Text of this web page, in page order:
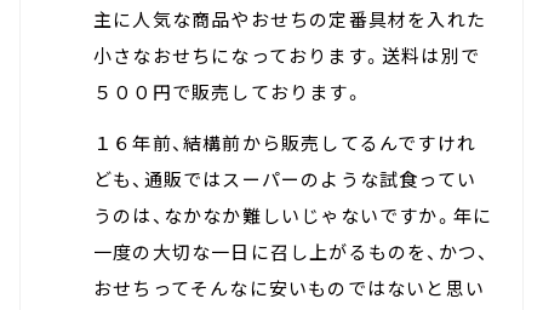
主に人気な商品やおせちの定番具材を入れた
小さなおせちになっております。送料は別で
５００円で販売しております。
１６年前、結構前から販売してるんですけれ
ども、通販ではスーパーのような試食ってい
うのは、なかなか難しいじゃないですか。年に
一度の大切な一日に召し上がるものを、かつ、
おせちってそんなに安いものではないと思い